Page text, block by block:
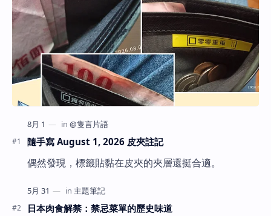
隨手寫 August 1, 2026 皮夾註記
偶然發現，標籤貼黏在皮夾的夾層還挺合適。
日本肉食解禁：禁忌菜單的歷史味道